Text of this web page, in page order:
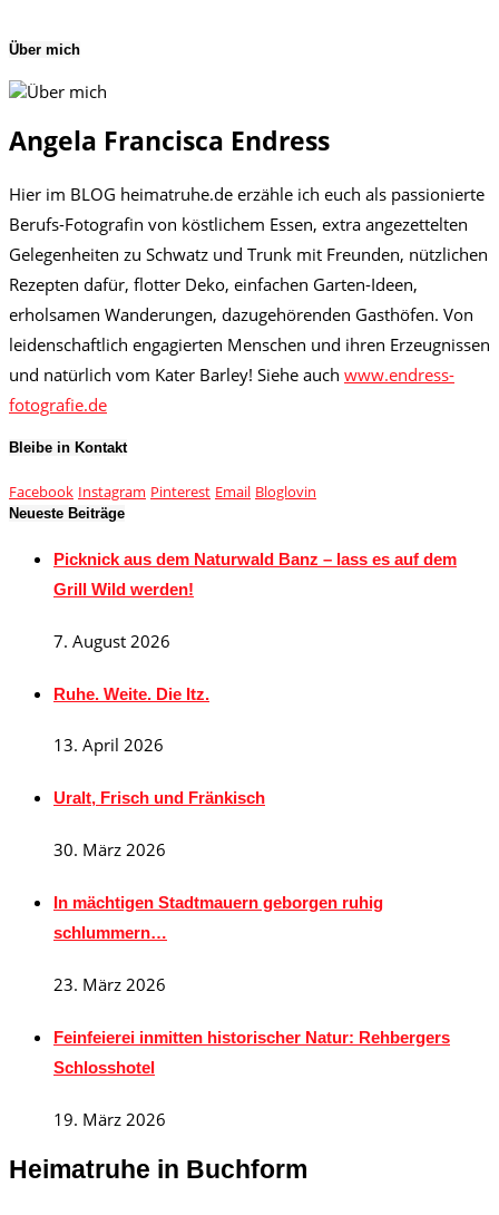
Über mich
Angela Francisca Endress
Hier im BLOG heimatruhe.de erzähle ich euch als passionierte
Berufs-Fotografin von köstlichem Essen, extra angezettelten
Gelegenheiten zu Schwatz und Trunk mit Freunden, nützlichen
Rezepten dafür, flotter Deko, einfachen Garten-Ideen,
erholsamen Wanderungen, dazugehörenden Gasthöfen. Von
leidenschaftlich engagierten Menschen und ihren Erzeugnissen
und natürlich vom Kater Barley! Siehe auch www.endress-
fotografie.de
Bleibe in Kontakt
Facebook Instagram Pinterest Email Bloglovin
Neueste Beiträge
Picknick aus dem Naturwald Banz – lass es auf dem
Grill Wild werden!
7. August 2026
Ruhe. Weite. Die Itz.
13. April 2026
Uralt, Frisch und Fränkisch
30. März 2026
In mächtigen Stadtmauern geborgen ruhig
schlummern…
23. März 2026
Feinfeierei inmitten historischer Natur: Rehbergers
Schlosshotel
19. März 2026
Heimatruhe in Buchform